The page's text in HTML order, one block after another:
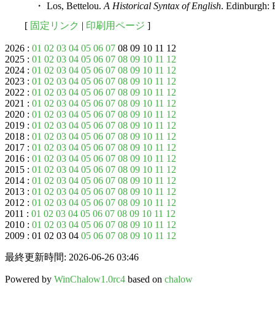
・ Los, Bettelou. A Historical Syntax of English. Edinburgh:
[ 固定リンク | 印刷用ページ ]
2026 : 01 02 03 04 05 06 07 08 09 10 11 12
2025 : 01 02 03 04 05 06 07 08 09 10 11 12
2024 : 01 02 03 04 05 06 07 08 09 10 11 12
2023 : 01 02 03 04 05 06 07 08 09 10 11 12
2022 : 01 02 03 04 05 06 07 08 09 10 11 12
2021 : 01 02 03 04 05 06 07 08 09 10 11 12
2020 : 01 02 03 04 05 06 07 08 09 10 11 12
2019 : 01 02 03 04 05 06 07 08 09 10 11 12
2018 : 01 02 03 04 05 06 07 08 09 10 11 12
2017 : 01 02 03 04 05 06 07 08 09 10 11 12
2016 : 01 02 03 04 05 06 07 08 09 10 11 12
2015 : 01 02 03 04 05 06 07 08 09 10 11 12
2014 : 01 02 03 04 05 06 07 08 09 10 11 12
2013 : 01 02 03 04 05 06 07 08 09 10 11 12
2012 : 01 02 03 04 05 06 07 08 09 10 11 12
2011 : 01 02 03 04 05 06 07 08 09 10 11 12
2010 : 01 02 03 04 05 06 07 08 09 10 11 12
2009 : 01 02 03 04 05 06 07 08 09 10 11 12
最終更新時間: 2026-06-26 03:46
Powered by WinChalow1.0rc4 based on chalow